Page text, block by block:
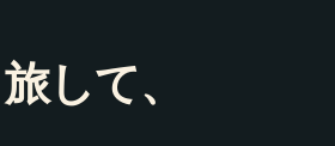
して、